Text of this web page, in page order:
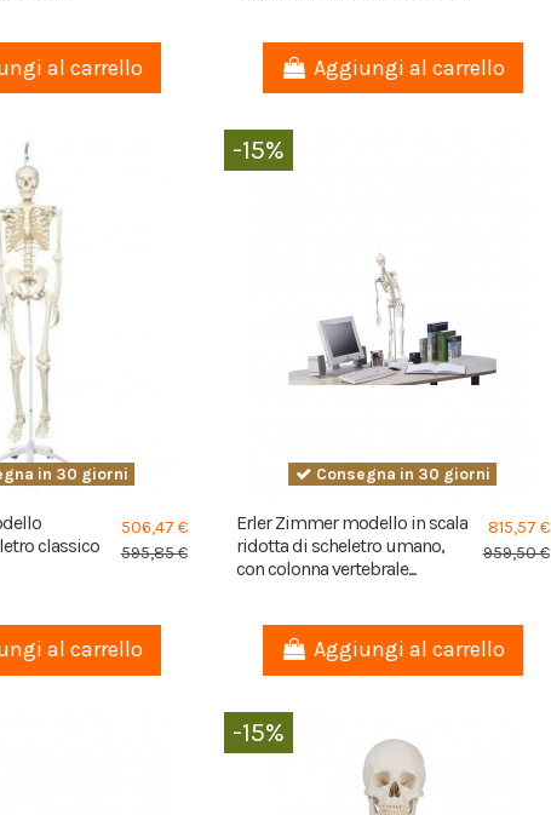
al carrello Aggiungi al carrello
in 30 giorni
classico
506,47 €
595,85 €
al carrello
-15%
Consegna in 30 giorni
Erler Zimmer modello in scala
ridotta di scheletro umano,
con colonna vertebrale...
815,57 €
959,50 €
Aggiungi al carrello
-15%